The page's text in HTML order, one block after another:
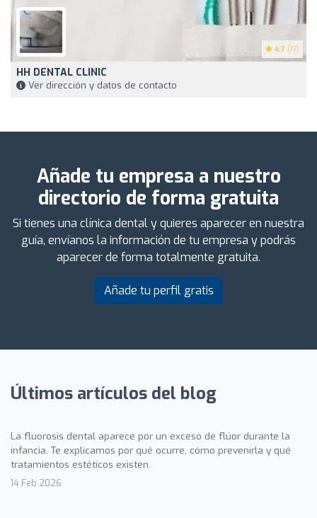
4.7 (17)
HH DENTAL CLINIC
Ver dirección y datos de contacto
Añade tu empresa a nuestro
directorio de forma gratuita
Si tienes una clínica dental y quieres aparecer en nuestra
guía, envíanos la información de tu empresa y podrás
aparecer de forma totalmente gratuita.
Añade tu perfil gratis
Últimos artículos del blog
La fluorosis dental aparece por un exceso de flúor durante la
infancia. Te explicamos por qué ocurre, cómo prevenirla y qué
tratamientos estéticos existen.
14 Feb 2026